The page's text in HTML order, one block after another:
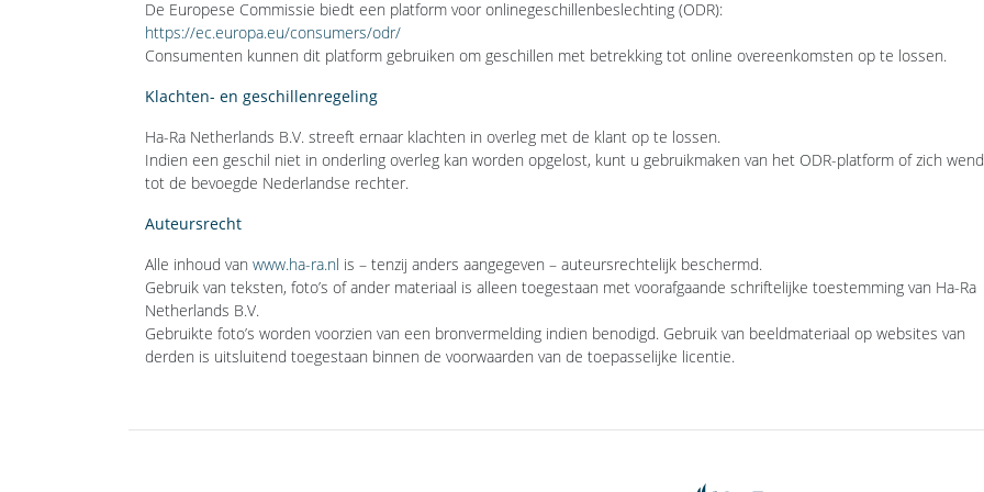
De Europese Commissie biedt een platform voor onlinegeschillenbeslechting (ODR):
https://ec.europa.eu/consumers/odr/
Consumenten kunnen dit platform gebruiken om geschillen met betrekking tot online overeenkomsten op te lossen.
Klachten- en geschillenregeling
Ha-Ra Netherlands B.V. streeft ernaar klachten in overleg met de klant op te lossen.
Indien een geschil niet in onderling overleg kan worden opgelost, kunt u gebruikmaken van het ODR-platform of zich
tot de bevoegde Nederlandse rechter.
Auteursrecht
Alle inhoud van www.ha-ra.nl is – tenzij anders aangegeven – auteursrechtelijk beschermd.
Gebruik van teksten, foto’s of ander materiaal is alleen toegestaan met voorafgaande schriftelijke toestemming van Ha-Ra
Netherlands B.V.
Gebruikte foto’s worden voorzien van een bronvermelding indien benodigd. Gebruik van beeldmateriaal op websites van
derden is uitsluitend toegestaan binnen de voorwaarden van de toepasselijke licentie.